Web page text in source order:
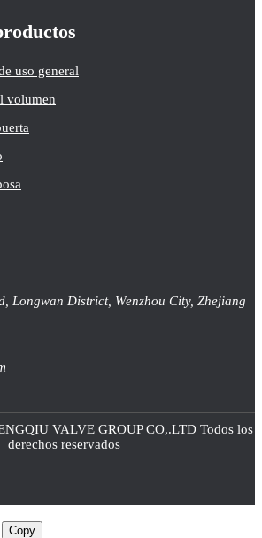
uso general
volumen
Longwan District, Wenzhou City, Zhejiang
VALVE GROUP CO,.LTD Todos los
derechos reservados
Copy